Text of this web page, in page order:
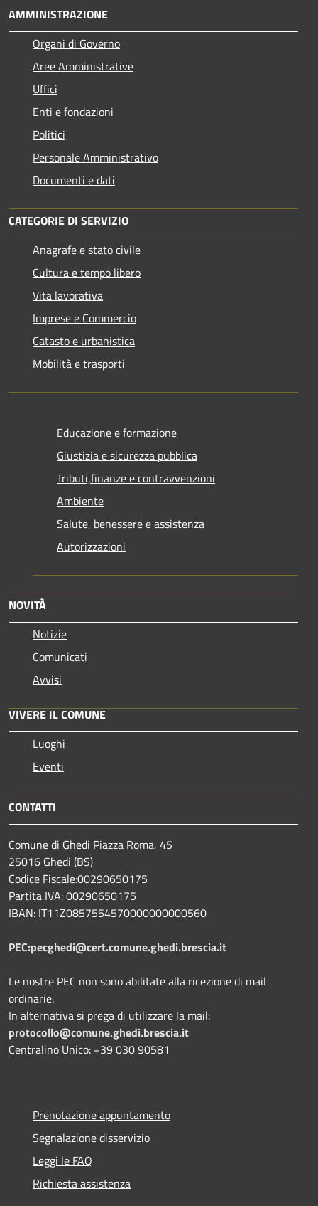
AMMINISTRAZIONE
Organi di Governo
Aree Amministrative
Uffici
Enti e fondazioni
Politici
Personale Amministrativo
Documenti e dati
CATEGORIE DI SERVIZIO
Anagrafe e stato civile
Cultura e tempo libero
Vita lavorativa
Imprese e Commercio
Catasto e urbanistica
Mobilità e trasporti
Educazione e formazione
Giustizia e sicurezza pubblica
Tributi,finanze e contravvenzioni
Ambiente
Salute, benessere e assistenza
Autorizzazioni
NOVITÀ
Notizie
Comunicati
Avvisi
VIVERE IL COMUNE
Luoghi
Eventi
CONTATTI
Comune di Ghedi Piazza Roma, 45
25016 Ghedi (BS)
Codice Fiscale:00290650175
Partita IVA: 00290650175
IBAN: IT11Z0857554570000000000560
PEC:pecghedi@cert.comune.ghedi.brescia.it
Le nostre PEC non sono abilitate alla ricezione di mail
ordinarie.
In alternativa si prega di utilizzare la mail:
protocollo@comune.ghedi.brescia.it
Centralino Unico: +39 030 90581
Prenotazione appuntamento
Segnalazione disservizio
Leggi le FAQ
Richiesta assistenza